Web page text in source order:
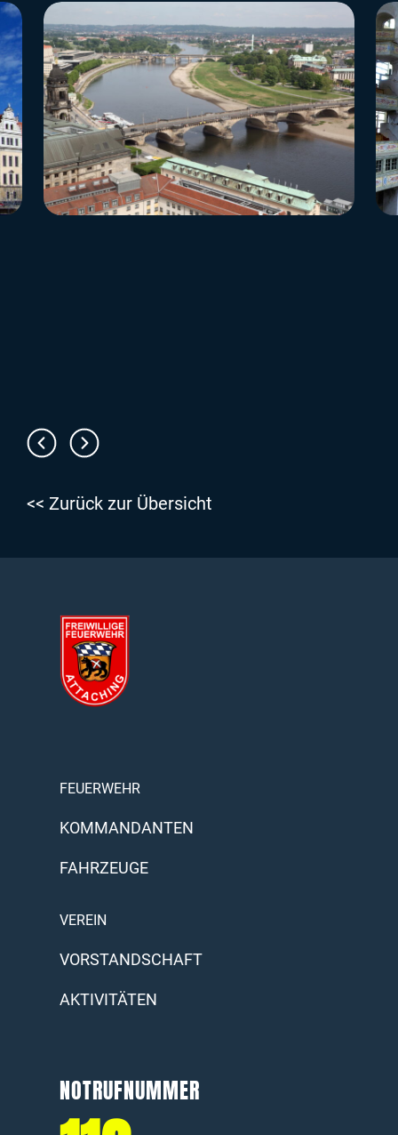
<< Zurück zur Übersicht
FEUERWEHR
KOMMANDANTEN
FAHRZEUGE
VEREIN
VORSTANDSCHAFT
AKTIVITÄTEN
NOTRUFNUMMER